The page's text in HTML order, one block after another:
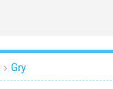
 Gry